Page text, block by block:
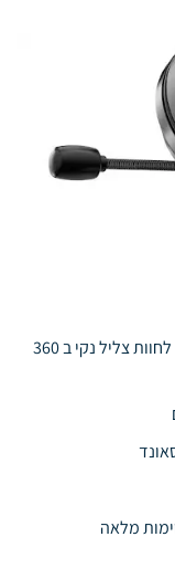
סאונד מתקדם באיכות גבוהה מאפשרים לך לחוות צליל נקי ב 360
מלאה